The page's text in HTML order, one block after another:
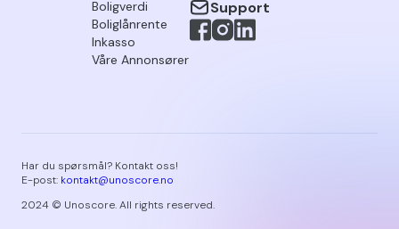
Boligverdi
Boliglånrente
Inkasso
Våre Annonsører
Support
Har du spørsmål? Kontakt oss!
E-post: kontakt@unoscore.no
2024 © Unoscore. All rights reserved.